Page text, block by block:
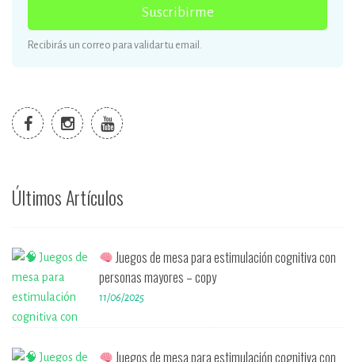
Suscribirme
Recibirás un correo para validar tu email.
Últimos Artículos
Juegos de mesa para estimulación cognitiva con
personas mayores – copy
11/06/2025
Juegos de mesa para estimulación cognitiva con